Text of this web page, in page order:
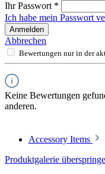
Ihr Passwort *
Ich habe mein Passwort
Anmelden
Abbrechen
Bewertungen nur in der
Keine Bewertungen
anderen.
Accessory Items
Produktgalerie